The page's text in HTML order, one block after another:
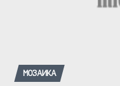
МОЗАИКА